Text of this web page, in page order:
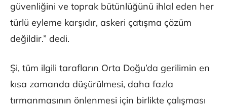
güvenliğini ve toprak bütünlüğünü ihlal eden her
türlü eyleme karşıdır, askeri çatışma çözüm
değildir.” dedi.
Şi, tüm ilgili tarafların Orta Doğu’da gerilimin en
kısa zamanda düşürülmesi, daha fazla
tırmanmasının önlenmesi için birlikte çalışması